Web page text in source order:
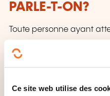
Ce site web utilise des
PARLE-T-ON?
Toute personne ayant
Peut comprendre et
concrets.